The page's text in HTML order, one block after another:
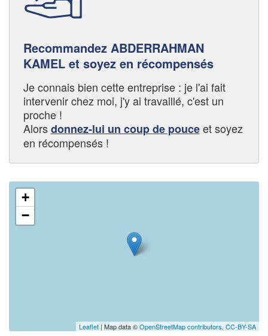
Recommandez ABDERRAHMAN
KAMEL et soyez en récompensés
Je connais bien cette entreprise : je l'ai fait
intervenir chez moi, j'y ai travaillé, c'est un
proche !
Alorsdonnez-lui un coup de pouceet soyez
en récompensés !
+
−
Leaflet | Map data ©OpenStreetMap contributors, CC-BY-SA